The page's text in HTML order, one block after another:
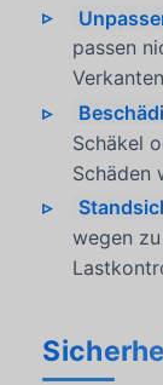
passen
Schäkel
Schäden
wegen